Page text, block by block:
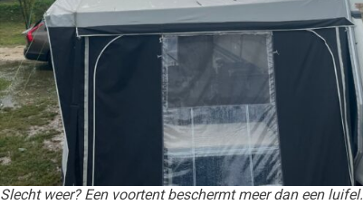
Slecht weer? Een voortent beschermt meer dan een luifel.